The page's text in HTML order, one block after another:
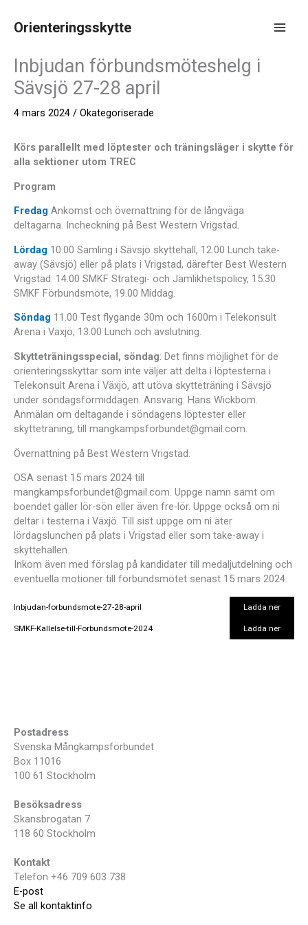
innehållOrienteringsskytte
Inbjudan förbundsmöteshelg i
Sävsjö 27-28 april
4 mars 2024 / Okategoriserade
Körs parallellt med löptester och träningsläger i skytte för
alla sektioner utom TREC
Program
Fredag Ankomst och övernattning för de långväga
deltagarna. Incheckning på Best Western Vrigstad.
Lördag 10.00 Samling i Sävsjö skyttehall, 12.00 Lunch take-
away (Sävsjö) eller på plats i Vrigstad, därefter Best Western
Vrigstad: 14.00 SMKF Strategi- och Jämlikhetspolicy, 15.30
SMKF Förbundsmöte, 19.00 Middag.
Söndag 11.00 Test flygande 30m och 1600m i Telekonsult
Arena i Växjö, 13.00 Lunch och avslutning.
Skytteträningsspecial, söndag: Det finns möjlighet för de
orienteringsskyttar som inte väljer att delta i löptesterna i
Telekonsult Arena i Växjö, att utöva skytteträning i Sävsjö
under söndagsförmiddagen. Ansvarig: Hans Wickbom.
Anmälan om deltagande i söndagens löptester eller
skytteträning, till mangkampsforbundet@gmail.com.
Övernattning på Best Western Vrigstad.
OSA senast 15 mars 2024 till
mangkampsforbundet@gmail.com. Uppge namn samt om
boendet gäller lör-sön eller även fre-lör. Uppge också om ni
deltar i testerna i Växjö. Till sist uppge om ni äter
lördagslunchen på plats i Vrigstad eller som take-away i
skyttehallen.
Inkom även med förslag på kandidater till medaljutdelning och
eventuella motioner till förbundsmötet senast 15 mars 2024.
Inbjudan-forbundsmote-27-28-april Ladda ner
SMKF-Kallelse-till-Forbundsmote-2024 Ladda ner
Postadress
Svenska Mångkampsförbundet
Box 11016
100 61 Stockholm
Besöksadress
Skansbrogatan 7
118 60 Stockholm
Kontakt
Telefon +46 709 603 738
E-post
Se all kontaktinfo